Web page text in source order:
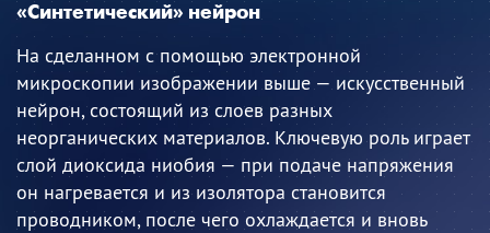
«Синтетический» нейрон
На сделанном с помощью электронной
микроскопии изображении выше — искусственный
нейрон, состоящий из слоев разных
неорганических материалов. Ключевую роль играет
слой диоксида ниобия — при подаче напряжения
он нагревается и из изолятора становится
проводником, после чего охлаждается и вновь